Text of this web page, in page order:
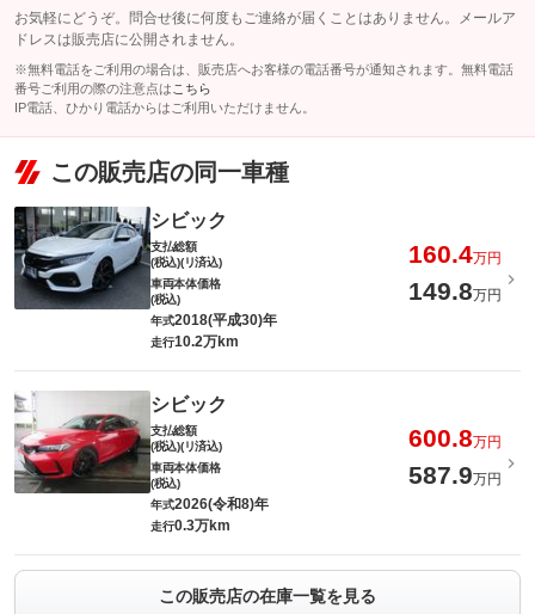
お気軽にどうぞ。問合せ後に何度もご連絡が届くことはありません。メールア
ドレスは販売店に公開されません。
※無料電話をご利用の場合は、販売店へお客様の電話番号が通知されます。無料電話
番号ご利用の際の注意点は こちら
IP電話、ひかり電話からはご利用いただけません。
この販売店の同一車種
シビック
支払総額
(税込)(リ済込)
160.4万円
車両本体価格
(税込)
149.8万円
年式2018(平成30)年
走行10.2万km
シビック
支払総額
(税込)(リ済込)
600.8万円
車両本体価格
(税込)
587.9万円
年式2026(令和8)年
走行0.3万km
この販売店の在庫一覧を見る